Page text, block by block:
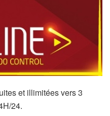
et illimitées vers 3
24.